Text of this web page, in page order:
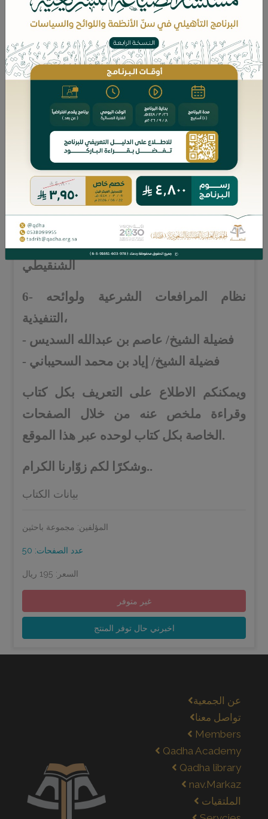
2- تصفية التركات، فضيلة الدكتور/ محمد بن
سهل الروقي.
المعاصرة، فضيلة الدكتور/ نايف بن محمد
4- في مدارج القضاء، فضيلة
5- تعارض البينات في الفقه الإسلامي، فضيلة
الأستاذ الدكتور/ محمد بن عبدالله بن محمد
الشنقيطي
6- نظام المرافعات الشرعية ولوائحه
التنفيذية،
- فضيلة الشيخ/ عاصم بن عبدالله السديس
- فضيلة الشيخ/ إياد بن محمد السحيباني
ويمكنكم الاطلاع على التعريف بكل كتاب
وقراءة ملخص عنه من خلال الصفحات
الخاصة بكل كتاب لوحده عبر هذا الموقع.
وشكرًا لكم زوّارنا الكرام..
بيانات الكتاب
المؤلفين: مجموعة باحثين
عدد الصفحات: 50
السعر: 195 ريال
غير متوفر
اخبرني حال توفر المنتج
عن الجمعية
تواصل معنا
Members
Qadha Academy
Qadha library
nav.Markaz
الملتقيات